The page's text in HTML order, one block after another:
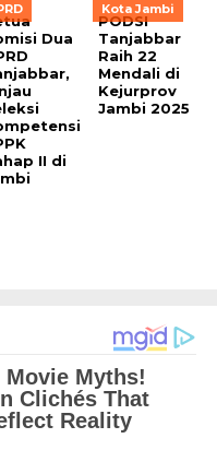
Dua
II di
Kota Jambi
PODSI
Tanjabbar
Raih 22
Mendali di
Kejurprov
Jambi 2025